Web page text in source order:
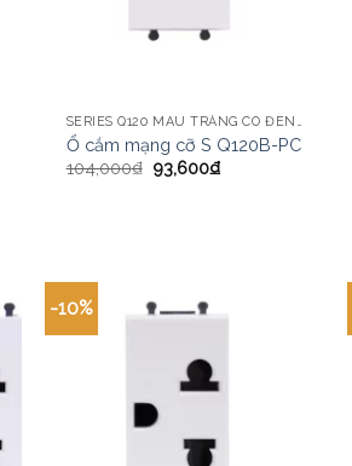
Ổ cắm mạng cỡ S Q120B-PC
104,000₫ 93,600₫
-10%